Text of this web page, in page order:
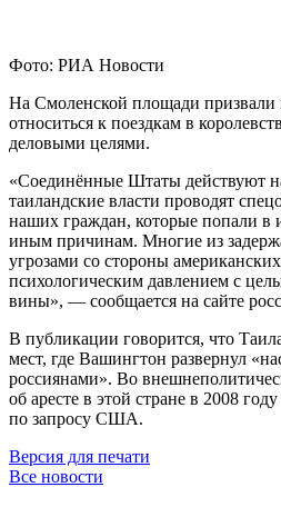
Фото: РИА Новости
На Смоленской площади призвали
относиться к поездкам в
деловыми целями.
«Соединённые Штаты действуют
таиландские власти проводят
наших граждан, которые попали в
иным причинам. Многие из
угрозами со стороны
психологическим давлением с
вины», — сообщается на сайте
В публикации говорится, что
мест, где Вашингтон развернул
россиянами». Во
об аресте в этой стране в 2008
по запросу США.
Версия для печати
Все новости